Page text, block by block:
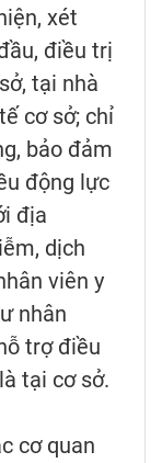
xét
điều trị
tại nhà
cơ sở; chỉ
bảo đảm
động lực
địa
dịch
viên y
nhân
trợ điều
tại cơ sở.
cơ quan